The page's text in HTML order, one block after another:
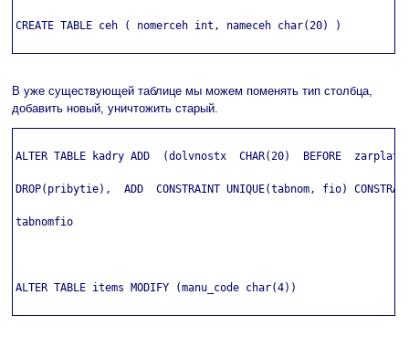
CREATE TABLE ceh ( nomerceh int, nameceh char(20) )
В уже существующей таблице мы можем поменять тип столбца,
добавить новый, уничтожить старый.
ALTER TABLE kadry ADD  (dolvnostx  CHAR(20)  BEFORE
DROP(pribytie),  ADD  CONSTRAINT UNIQUE(tabnom, fio)
tabnomfio
ALTER TABLE items MODIFY (manu_code char(4))